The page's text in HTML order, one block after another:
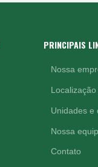
PRINCIPAIS
Nossa
Unidades e
Nossa
Contato